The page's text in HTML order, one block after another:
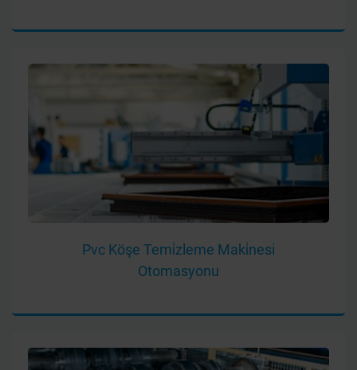
Pvc Köşe Temi̇zleme Maki̇nesi
Otomasyonu